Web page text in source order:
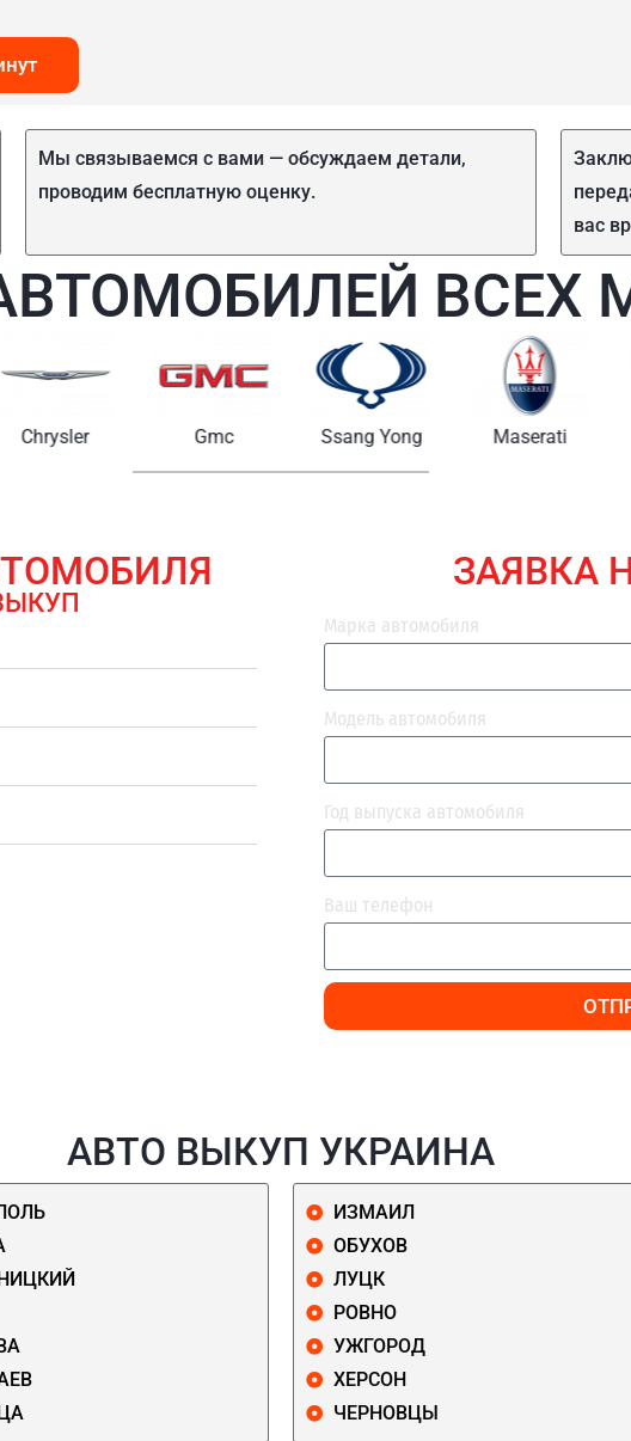
Мы связываемся с вами — обсуждаем детали,
проводим бесплатную оценку.
вас
ВСЕХ
Chrysler Gmc Ssang Yong Maserati
ЗАЯВКА
Марка автомобиля
Модель автомобиля
Год выпуска автомобиля
Ваш телефон
АВТО ВЫКУП УКРАИНА
ИЗМАИЛ
ОБУХОВ
ЛУЦК
РОВНО
УЖГОРОД
ХЕРСОН
ЧЕРНОВЦЫ